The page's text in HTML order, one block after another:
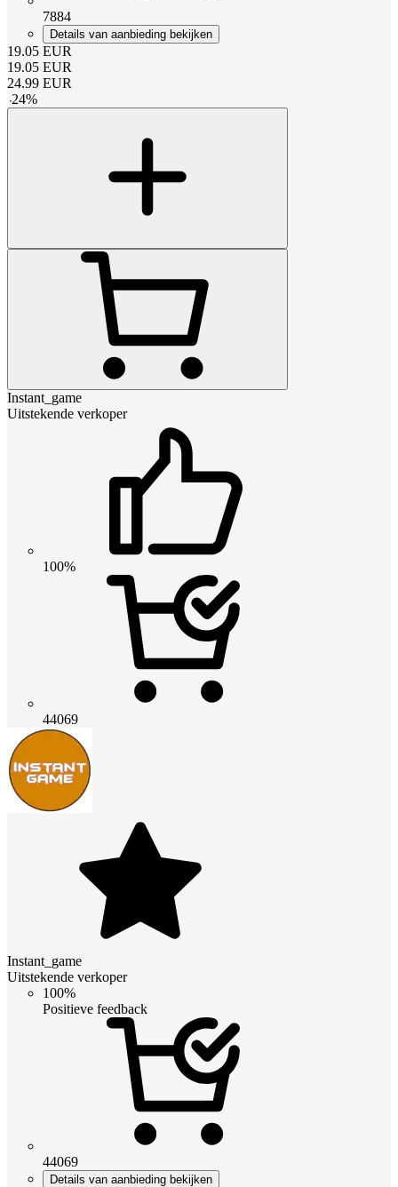
7884
Details van aanbieding bekijken
19.05 EUR
19.05 EUR
24.99 EUR
-24%
Instant_game
Uitstekende verkoper
100%
44069
Instant_game
Uitstekende verkoper
100%
Positieve feedback
44069
Details van aanbieding bekijken